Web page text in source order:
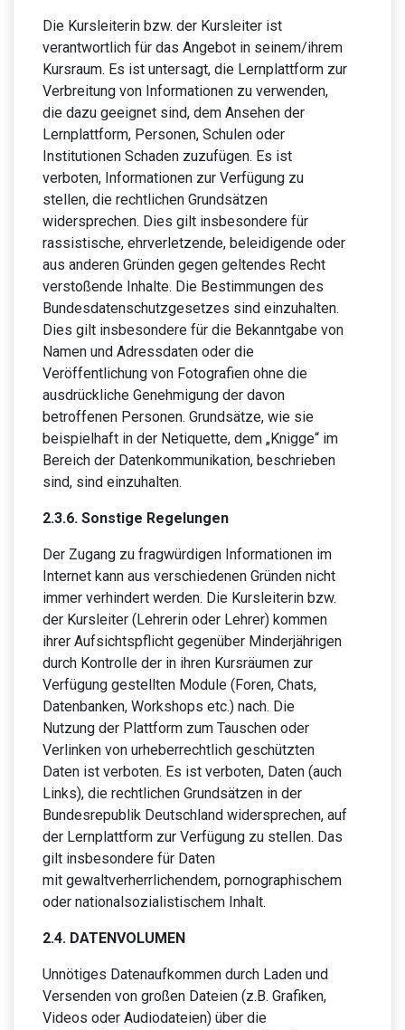
Die Kursleiterin bzw. der Kursleiter ist
verantwortlich für das Angebot in seinem/ihrem
Kursraum. Es ist untersagt, die Lernplattform zur
Verbreitung von Informationen zu verwenden,
die dazu geeignet sind, dem Ansehen der
Lernplattform, Personen, Schulen oder
Institutionen Schaden zuzufügen. Es ist
verboten, Informationen zur Verfügung zu
stellen, die rechtlichen Grundsätzen
widersprechen. Dies gilt insbesondere für
rassistische, ehrverletzende, beleidigende oder
aus anderen Gründen gegen geltendes Recht
verstoßende Inhalte. Die Bestimmungen des
Bundesdatenschutzgesetzes sind einzuhalten.
Dies gilt insbesondere für die Bekanntgabe von
Namen und Adressdaten oder die
Veröffentlichung von Fotografien ohne die
ausdrückliche Genehmigung der davon
betroffenen Personen. Grundsätze, wie sie
beispielhaft in der Netiquette, dem „Knigge“ im
Bereich der Datenkommunikation, beschrieben
sind, sind einzuhalten.
2.3.6. Sonstige Regelungen
Der Zugang zu fragwürdigen Informationen im
Internet kann aus verschiedenen Gründen nicht
immer verhindert werden. Die Kursleiterin bzw.
der Kursleiter (Lehrerin oder Lehrer) kommen
ihrer Aufsichtspflicht gegenüber Minderjährigen
durch Kontrolle der in ihren Kursräumen zur
Verfügung gestellten Module (Foren, Chats,
Datenbanken, Workshops etc.) nach. Die
Nutzung der Plattform zum Tauschen oder
Verlinken von urheberrechtlich geschützten
Daten ist verboten. Es ist verboten, Daten (auch
Links), die rechtlichen Grundsätzen in der
Bundesrepublik Deutschland widersprechen, auf
der Lernplattform zur Verfügung zu stellen. Das
gilt insbesondere für Daten
mit gewaltverherrlichendem, pornographischem
oder nationalsozialistischem Inhalt.
2.4. DATENVOLUMEN
Unnötiges Datenaufkommen durch Laden und
Versenden von großen Dateien (z.B. Grafiken,
Videos oder Audiodateien) über die